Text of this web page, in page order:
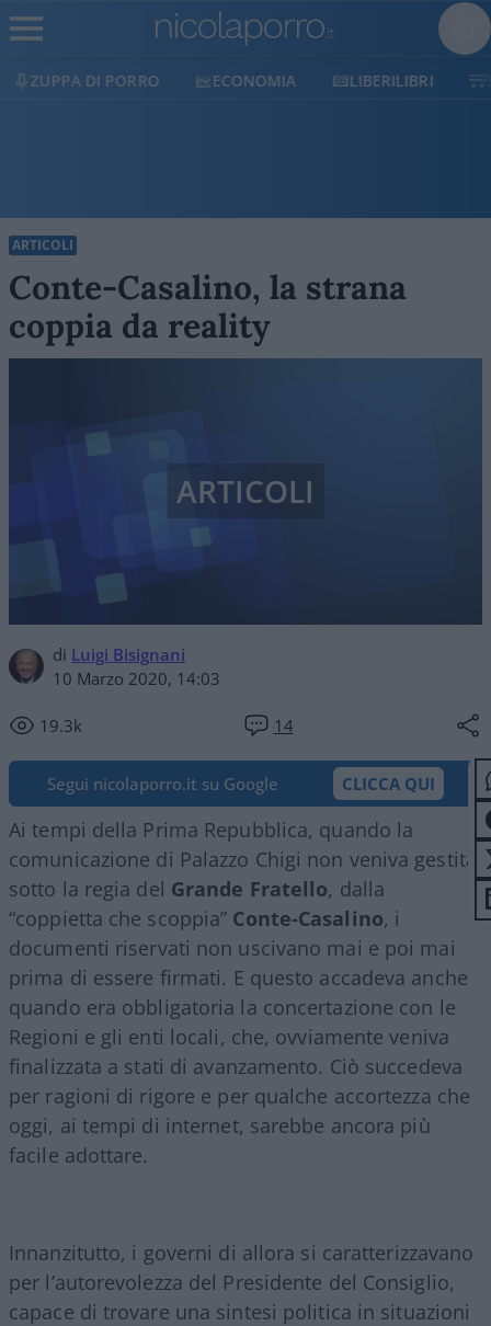
ECONOMIA LIBERILIBRI SHOP SOSTIENICI
ARTICOLI
Conte-Casalino, la strana
coppia da reality
di Luigi Bisignani
10 Marzo 2020, 14:03
19.3k 14
ARTICOLI
Segui nicolaporro.it su Google CLICCA QUI
Ai tempi della Prima Repubblica, quando la
comunicazione di Palazzo Chigi non veniva gestita,
sotto la regia del Grande Fratello, dalla
“coppietta che scoppia” Conte-Casalino, i
documenti riservati non uscivano mai e poi mai
prima di essere firmati. E questo accadeva anche
quando era obbligatoria la concertazione con le
Regioni e gli enti locali, che, ovviamente veniva
finalizzata a stati di avanzamento. Ciò succedeva
per ragioni di rigore e per qualche accortezza che
oggi, ai tempi di internet, sarebbe ancora più
facile adottare.
Innanzitutto, i governi di allora si caratterizzavano
per l’autorevolezza del Presidente del Consiglio,
capace di trovare una sintesi politica in situazioni